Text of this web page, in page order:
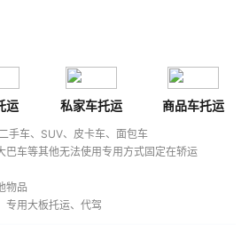
运 私家车托运 商品车托运
手车、SUV、皮卡车、面包车
巴车等其他无法使用专用方式固定在轿运
物品
专用大板托运、代驾